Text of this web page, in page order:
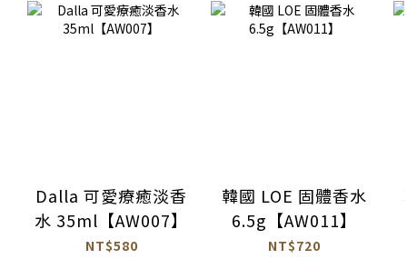
Dalla 可愛療癒淡香
水 35ml【AW007】
NT$580
韓國 LOE 固體香水
6.5g【AW011】
NT$720